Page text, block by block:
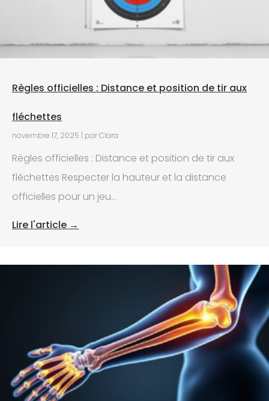
Règles officielles : Distance et position de tir aux
fléchettes
novembre 17, 2025 | par Clara
Règles officielles : Distance et position de tir aux
fléchettes Respecter la hauteur et la distance
officielles pour un jeu...
Lire l'article →